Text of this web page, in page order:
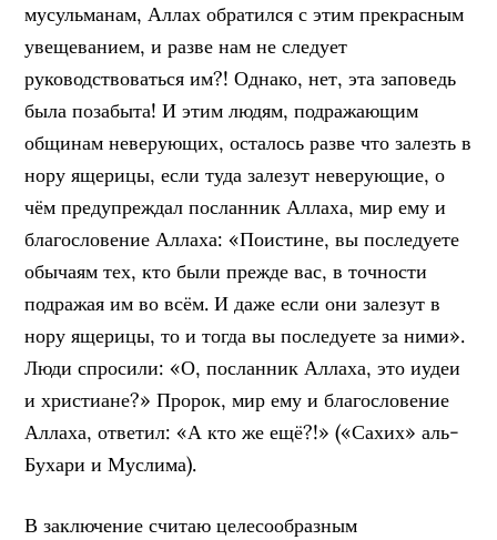
мусульманам, Аллах обратился с этим прекрасным
увещеванием, и разве нам не следует
руководствоваться им?! Однако, нет, эта заповедь
была позабыта! И этим людям, подражающим
общинам неверующих, осталось разве что залезть в
нору ящерицы, если туда залезут неверующие, о
чём предупреждал посланник Аллаха, мир ему и
благословение Аллаха: «Поистине, вы последуете
обычаям тех, кто были прежде вас, в точности
подражая им во всём. И даже если они залезут в
нору ящерицы, то и тогда вы последуете за ними».
Люди спросили: «О, посланник Аллаха, это иудеи
и христиане?» Пророк, мир ему и благословение
Аллаха, ответил: «А кто же ещё?!» («Сахих» аль-
Бухари и Муслима).
В заключение считаю целесообразным